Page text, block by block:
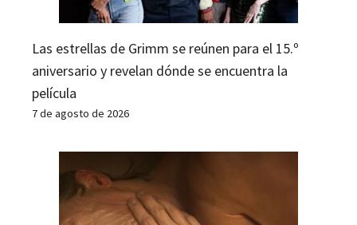
Las estrellas de Grimm se reúnen para el 15.º
aniversario y revelan dónde se encuentra la
película
7 de agosto de 2026